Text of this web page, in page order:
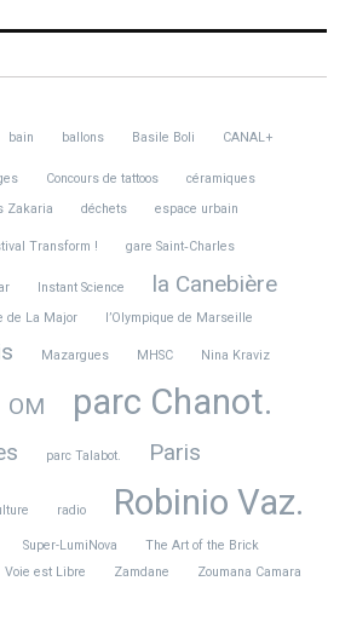
bain ballons Basile Boli CANAL+
Concours de tattoos
céramiques
Zakaria déchets espace urbain
Transform ! gare Saint‑Charles
Instant Science la Canebière
de La Major l’Olympique de Marseille
Mazargues MHSC Nina Kraviz
OM parc Chanot.
parc Talabot. Paris
radio Robinio Vaz.
Super-LumiNova
The Art of the Brick
Voie est Libre Zamdane Zoumana Camara